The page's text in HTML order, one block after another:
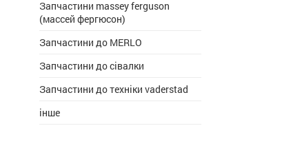
Запчастини massey ferguson
(массей фергюсон)
Запчастини до MERLO
Запчастини до сівалки
Запчастини до техніки vaderstad
інше